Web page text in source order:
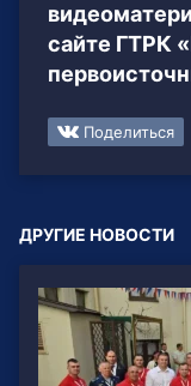
сайте ГТРК
Поделиться
ДРУГИЕ НОВОСТИ